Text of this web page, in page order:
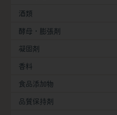
酒類
酵母・膨張剤
凝固剤
香料
食品添加物
品質保持剤